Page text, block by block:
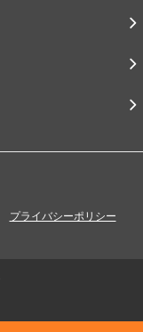
プライバシーポリシー